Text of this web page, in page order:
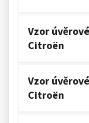
Vzor
Citroën
Vzor
Citroën